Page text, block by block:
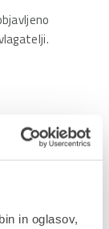
in oglasov,